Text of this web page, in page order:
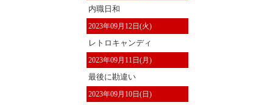
内職日和
2023年09月12日(火)
レトロキャンディ
2023年09月11日(月)
最後に勘違い
2023年09月10日(日)